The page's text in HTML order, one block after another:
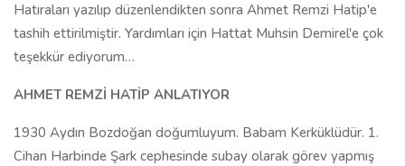
Hatıraları yazılıp düzenlendikten sonra Ahmet Remzi Hatip'e
tashih ettirilmiştir. Yardımları için Hattat Muhsin Demirel'e çok
teşekkür ediyorum…
AHMET REMZİ HATİP ANLATIYOR
1930 Aydın Bozdoğan doğumluyum. Babam Kerküklüdür. 1.
Cihan Harbinde Şark cephesinde subay olarak görev yapmış